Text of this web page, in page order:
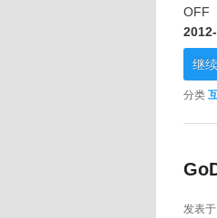
OFF
继
分类
发表于